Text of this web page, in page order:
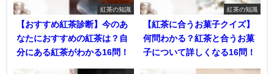
紅茶の知識
【おすすめ紅茶診断】今のあ
なたにおすすめの紅茶は？自
分にある紅茶がわかる16問！
紅茶の知識
【紅茶に合うお菓子クイズ】
何問わかる？紅茶と合うお菓
子について詳しくなる16問！